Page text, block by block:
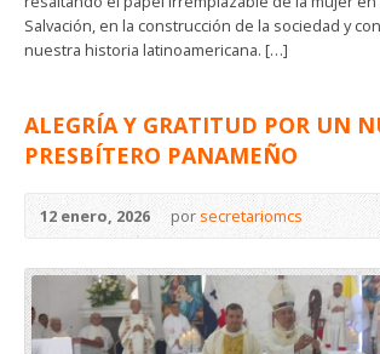
Salvación, en la construcción de la sociedad y
nuestra historia latinoamericana. […]
ALEGRÍA Y GRATITUD POR UN
PRESBÍTERO PANAMEÑO
12 enero, 2026 porsecretariomcs